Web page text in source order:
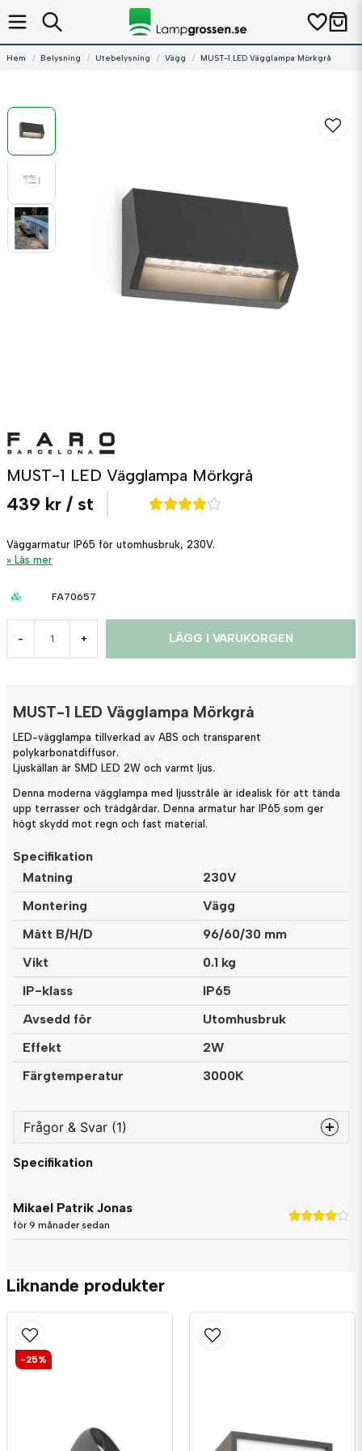
Hem Belysning Utebelysning Vägg MUST-1 LED Vägglampa Mörkgrå
MUST-1 LED Vägglampa Mörkgrå
439 kr / st
Väggarmatur IP65 för utomhusbruk, 230V.
Läs mer
FA70657
- + LÄGG I VARUKORGEN
MUST-1 LED Vägglampa Mörkgrå
LED-vägglampa tillverkad av ABS och transparent
polykarbonatdiffusor.
Ljuskällan är SMD LED 2W och varmt ljus.
Denna moderna vägglampa med ljusstråle är idealisk för att tända
upp terrasser och trädgårdar. Denna armatur har IP65 som ger
högt skydd mot regn och fast material.
Specifikation
Matning
230V
Montering
Vägg
Mått B/H/D
96/60/30 mm
Vikt
0.1 kg
IP-klass
IP65
Avsedd för
Utomhusbruk
Effekt
2W
Färgtemperatur
3000K
Frågor & Svar (1)
question
Specifikation
Mikael Patrik Jonas
för 9 månader sedan
Liknande produkter
-25%